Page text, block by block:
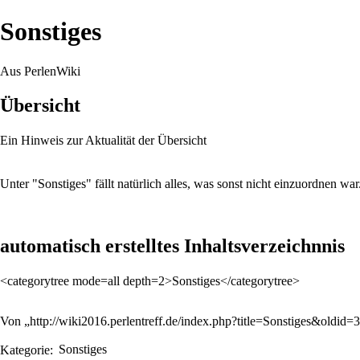
Sonstiges
Aus PerlenWiki
Übersicht
Ein Hinweis zur Aktualität der Übersicht
Unter "Sonstiges" fällt natürlich alles, was sonst nicht einzuordnen war.
automatisch erstelltes Inhaltsverzeichnnis
<categorytree mode=all depth=2>Sonstiges</categorytree>
Von „http://wiki2016.perlentreff.de/
Kategorie: Sonstiges